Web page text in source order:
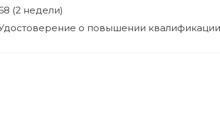
(2 недели)
о повышении квалификации